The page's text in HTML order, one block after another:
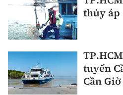
thủy áp
tuyến
Cần